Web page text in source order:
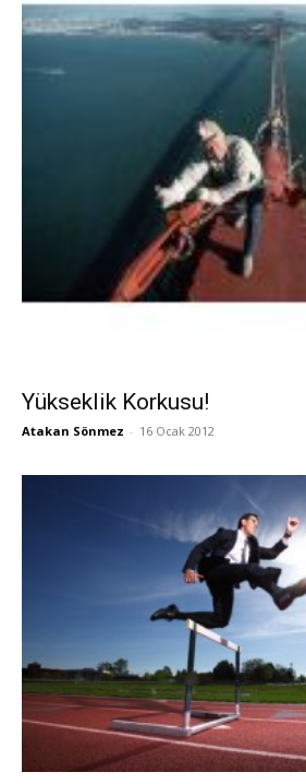
Yükseklik Korkusu!
Atakan Sönmez - 16 Ocak 2012